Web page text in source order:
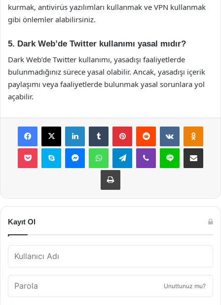
kurmak, antivirüs yazılımları kullanmak ve VPN kullanmak
gibi önlemler alabilirsiniz.
5. Dark Web’de Twitter kullanımı yasal mıdır?
Dark Web’de Twitter kullanımı, yasadışı faaliyetlerde
bulunmadığınız sürece yasal olabilir. Ancak, yasadışı içerik
paylaşımı veya faaliyetlerde bulunmak yasal sorunlara yol
açabilir.
Facebook
X LinkedInTumblr PinterestReddit VKontakte
Pocket Skype MessengerWhatsAppTelegramViber Line E-Posta ile
Yazdır
Kayıt Ol
Unuttunuz mu?